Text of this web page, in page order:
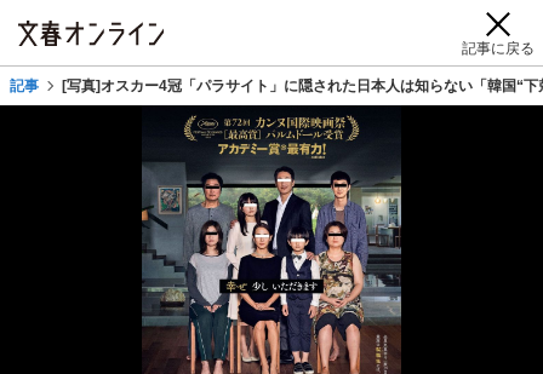
記事に戻る
記事 [写真]オスカー4冠「パラサイト」に隠された日本人は知らない「韓国“